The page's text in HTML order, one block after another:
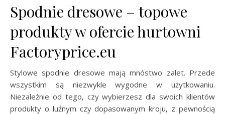
Spodnie dresowe – topowe
produkty w ofercie hurtowni
Factoryprice.eu
Stylowe spodnie dresowe mają mnóstwo zalet. Przede
wszystkim są niezwykle wygodne w użytkowaniu.
Niezależnie od tego, czy wybierzesz dla swoich klientów
produkty o luźnym czy dopasowanym kroju, z pewnością